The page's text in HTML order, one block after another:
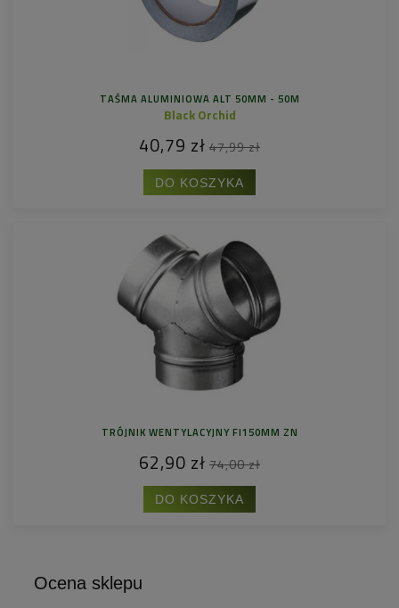
TAŚMA ALUMINIOWA ALT 50MM - 50M
Black Orchid
40,79 zł 47,99 zł
DO KOSZYKA
TRÓJNIK WENTYLACYJNY FI150MM ZN
62,90 zł 74,00 zł
DO KOSZYKA
Ocena sklepu